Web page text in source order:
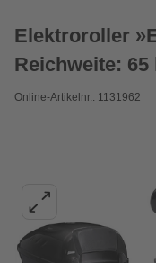
Elektroroller
Reichweite:
Online-Artikelnr.: 1131962